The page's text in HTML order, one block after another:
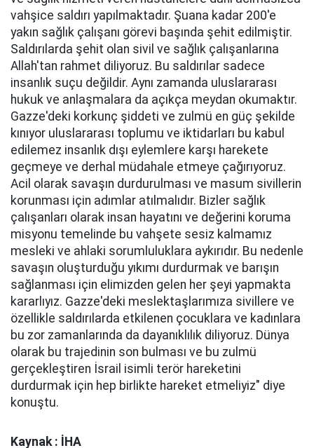
vahşice saldırı yapılmaktadır. Şuana kadar 200'e
yakın sağlık çalışanı görevi başında şehit edilmiştir.
Saldırılarda şehit olan sivil ve sağlık çalışanlarına
Allah'tan rahmet diliyoruz. Bu saldırılar sadece
insanlık suçu değildir. Aynı zamanda uluslararası
hukuk ve anlaşmalara da açıkça meydan okumaktır.
Gazze'deki korkunç şiddeti ve zulmü en güç şekilde
kınıyor uluslararası toplumu ve iktidarları bu kabul
edilemez insanlık dışı eylemlere karşı harekete
geçmeye ve derhal müdahale etmeye çağırıyoruz.
Acil olarak savaşın durdurulması ve masum sivillerin
korunması için adımlar atılmalıdır. Bizler sağlık
çalışanları olarak insan hayatını ve değerini koruma
misyonu temelinde bu vahşete sesiz kalmamız
mesleki ve ahlaki sorumluluklara aykırıdır. Bu nedenle
savaşın oluşturduğu yıkımı durdurmak ve barışın
sağlanması için elimizden gelen her şeyi yapmakta
kararlıyız. Gazze'deki meslektaşlarımıza sivillere ve
özellikle saldırılarda etkilenen çocuklara ve kadınlara
bu zor zamanlarında da dayanıklılık diliyoruz. Dünya
olarak bu trajedinin son bulması ve bu zulmü
gerçekleştiren İsrail isimli terör hareketini
durdurmak için hep birlikte hareket etmeliyiz" diye
konuştu.
Kaynak : İHA